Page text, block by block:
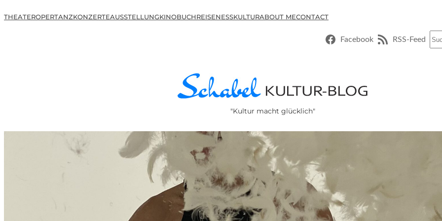
THEATEROPERTANZKONZERTEAUSSTELLUNGKINOBUCHREISENESSKULTURABOUT MECONTACT
Facebook RSS-Feed
"Kultur macht glücklich"